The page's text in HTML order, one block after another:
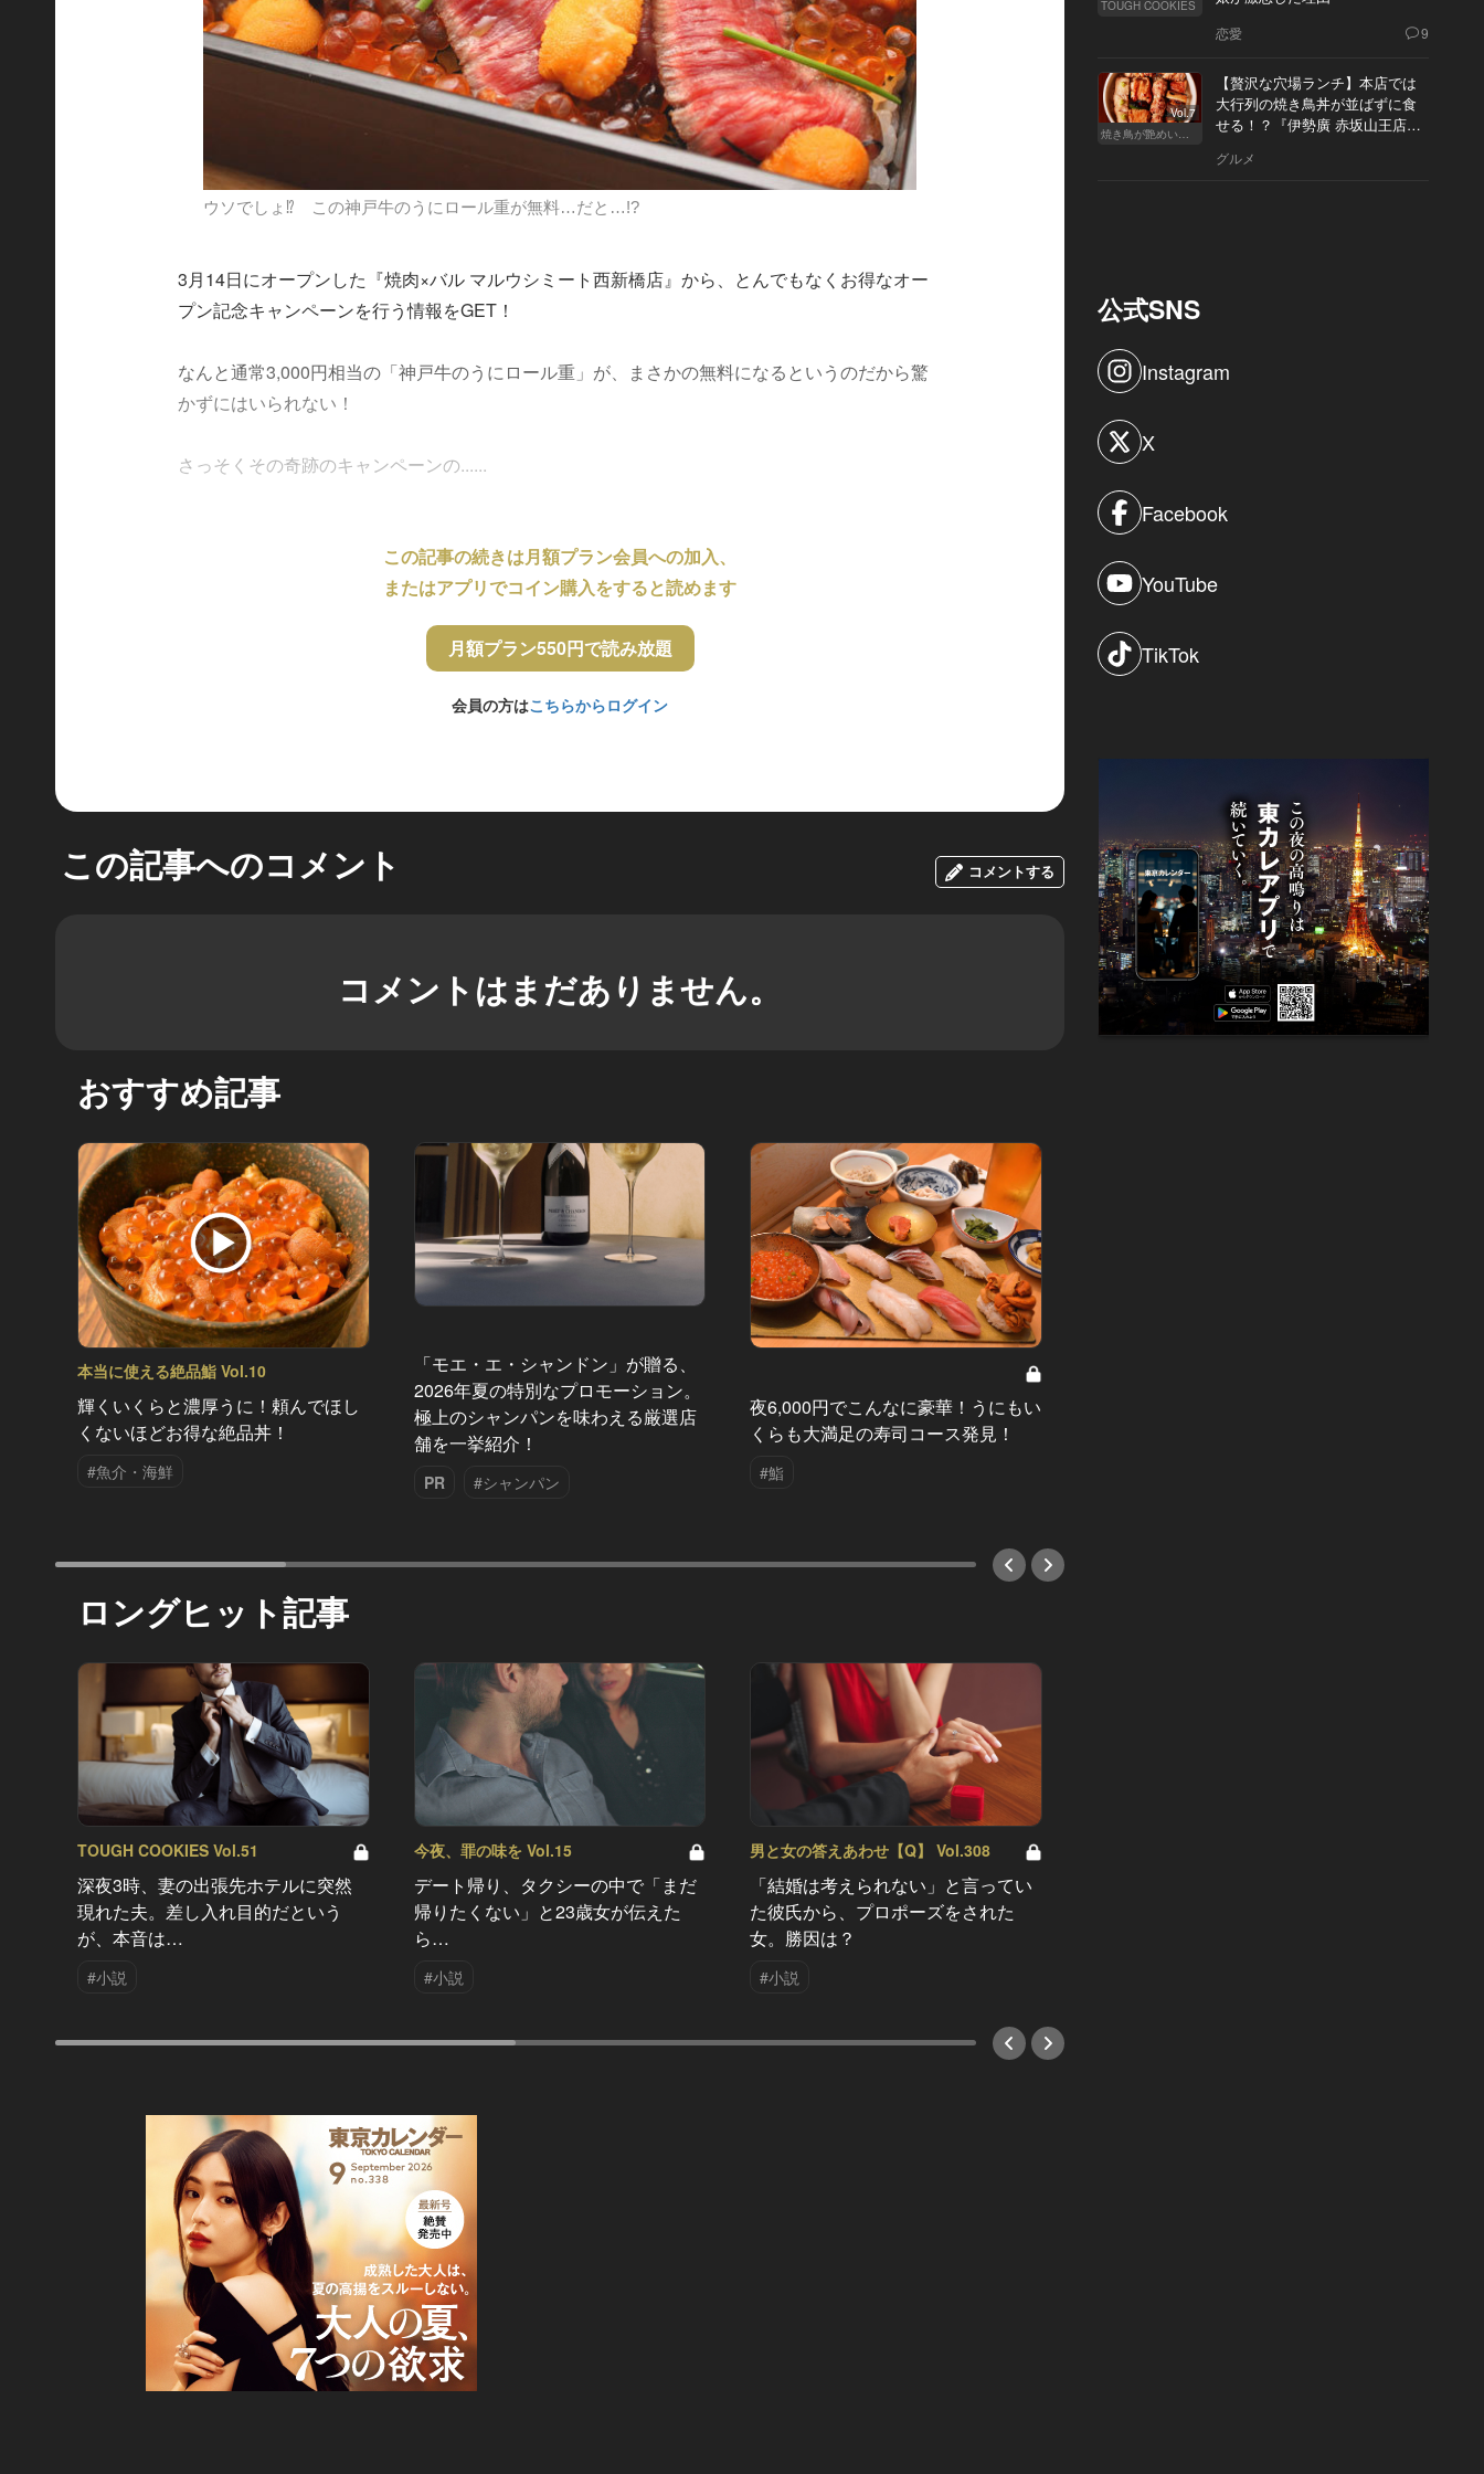
ウソでしょ⁉ この神戸牛のうにロール重が無料…だと…!?
3月14日にオープンした『焼肉×バル マルウシミート西新橋店』から、とんでもなくお得なオー
プン記念キャンペーンを行う情報をGET！
なんと通常3,000円相当の「神戸牛のうにロール重」が、まさかの無料になるというのだから驚
かずにはいられない！
さっそくその奇跡のキャンペーンの......
この記事の続きは月額プラン会員への加入、
またはアプリでコイン購入をすると読めます
月額プラン550円で読み放題
会員の方はこちらからログイン
この記事へのコメント コメントする
コメントはまだありません。
おすすめ記事
本当に使える絶品鮨 Vol.10
輝くいくらと濃厚うに！頼んでほし
くないほどお得な絶品丼！
#魚介・海鮮
「モエ・エ・シャンドン」が贈る、
2026年夏の特別なプロモーション。
極上のシャンパンを味わえる厳選店
舗を一挙紹介！
PR #シャンパン
夜6,000円でこんなに豪華！うにもい
くらも大満足の寿司コース発見！
#鮨
ロングヒット記事
TOUGH COOKIES Vol.51
深夜3時、妻の出張先ホテルに突然
現れた夫。差し入れ目的だという
が、本音は…
#小説
今夜、罪の味を Vol.15
デート帰り、タクシーの中で「まだ
帰りたくない」と23歳女が伝えた
ら…
#小説
男と女の答えあわせ【Q】 Vol.308
「結婚は考えられない」と言ってい
た彼氏から、プロポーズをされた
女。勝因は？
#小説
TOUGH COOKIES
恋愛 9
Vol.7
焼き鳥が艶めいてきた
【贅沢な穴場ランチ】本店では
大行列の焼き鳥丼が並ばずに食
せる！？『伊勢廣 赤坂山王店』
グルメ
公式SNS
Instagram
X
Facebook
YouTube
TikTok